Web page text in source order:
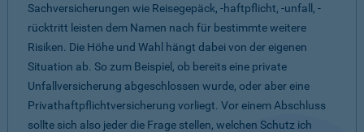
Sachversicherungen wie Reisegepäck, -haftpflicht, -unfall, -
rücktritt leisten dem Namen nach für bestimmte weitere
Risiken. Die Höhe und Wahl hängt dabei von der eigenen
Situation ab. So zum Beispiel, ob bereits eine private
Unfallversicherung abgeschlossen wurde, oder aber eine
Privathaftpflichtversicherung vorliegt. Vor einem Abschluss
sollte sich also jeder die Frage stellen, welchen Schutz ich